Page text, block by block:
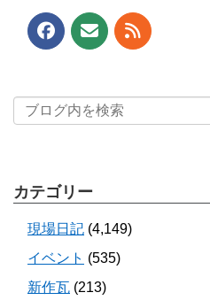
カテゴリー
現場日記 (4,149)
イベント (535)
新作瓦 (213)